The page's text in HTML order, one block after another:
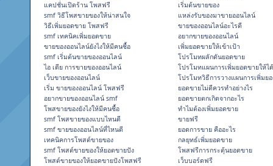
แคปชั่นเปิดร้าน โพสฟรี
smf วิธีโพสขายของให้น่าสนใจ
วิธีเพิ่มยอดขาย โพสฟรี
smf เทคนิคเพิ่มยอดขาย
ขายของออนไลน์ยังไงให้มีคนซื้อ
smf เริ่มต้นขายของออนไลน์
ไอ เดีย การขายของออนไลน์
เว็บขายของออนไลน์
เริ่ม ขายของออนไลน์ โพสฟรี
อยากขายของออนไลน์ smf
โพสขายของยังไงให้มีคนซื้อ
smf โพสขายของแบบไหนดี
smf ขายของออนไลน์ที่ไหนดี
เทคนิคการโพสต์ขายของ
smf โพสต์ขายของให้ยอดขายปัง
โพสต์ขายของให้ยอดขายปังโพสฟรี
เริ่มต้นขายของ
แหล่งรับของมาขายออนไลน์
ขายของออนไลน์อะไรดี
อยากขายของออนไลน์
เพิ่มยอดขายให้เข้าเป้า
โปรโมทผลักดันยอดขาย
โปรโมทแผนการเพิ่มยอดขายให้ไ
โปรโมทวิธีการวางแผนการเพิ่มย
ยอดขายไม่ดีควรทำอย่างไร
ยอดขายตกเกิดจากอะไร
ทำไมต้องเพิ่มยอดขาย
ขายฟรี
ยอดการขาย คืออะไร
กลยุทธ์เพิ่มยอดขาย
โพสฟรีการกระตุ้นยอดขาย
เว็บบอร์ดฟรี